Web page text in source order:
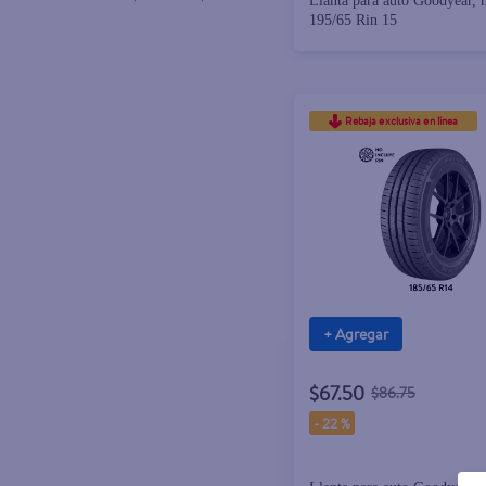
195/65 Rin 15
Rebaja exclusiva en línea
+ Agregar
$67.50 $86.75
-22 %